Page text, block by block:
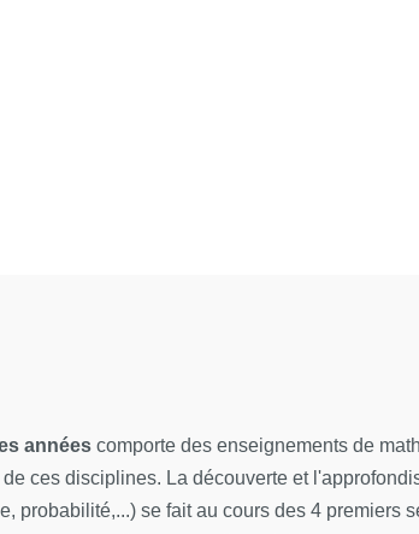
années comporte des enseignements de
ces disciplines. La découverte et
probabilité,...) se fait au cours des 4 premiers